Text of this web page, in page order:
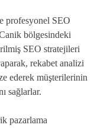
profesyonel SEO
bölgesindeki
SEO stratejileri
rekabet analizi
ederek müşterilerinin
sağlarlar.
pazarlama